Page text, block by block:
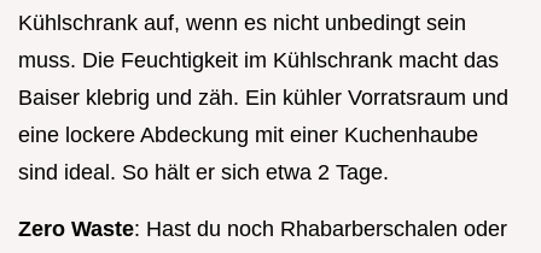
Kühlschrank auf, wenn es nicht unbedingt sein
muss. Die Feuchtigkeit im Kühlschrank macht das
Baiser klebrig und zäh. Ein kühler Vorratsraum und
eine lockere Abdeckung mit einer Kuchenhaube
sind ideal. So hält er sich etwa 2 Tage.
Zero Waste: Hast du noch Rhabarberschalen oder